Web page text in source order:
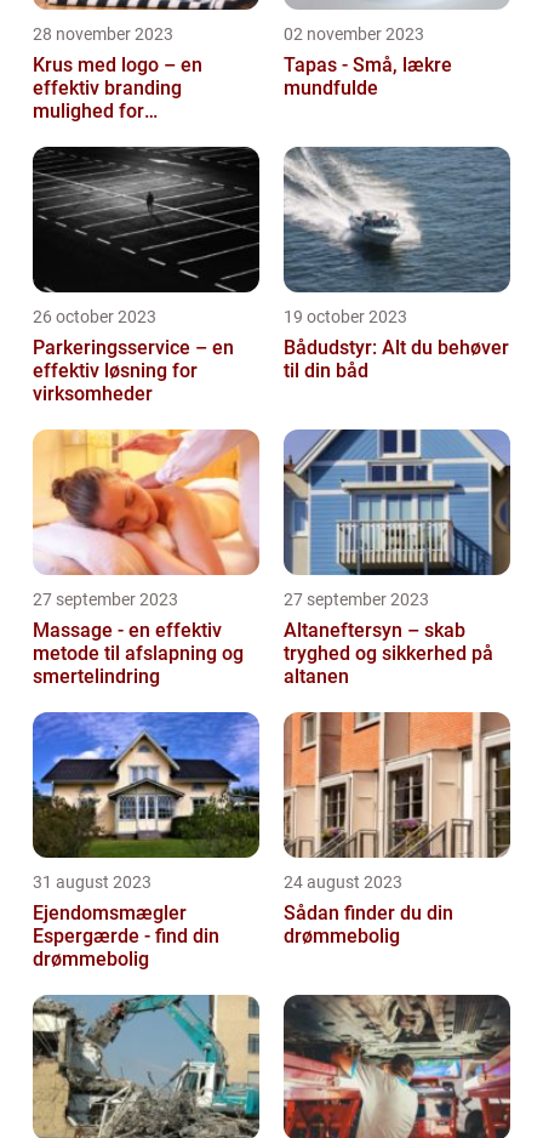
28 november 2023
Krus med logo – en
effektiv branding
mulighed for
02 november 2023
Tapas - Små, lækre
mundfulde
26 october 2023
Parkeringsservice – en
effektiv løsning for
virksomheder
19 october 2023
Bådudstyr: Alt du behøver
til din båd
27 september 2023
Massage - en effektiv
metode til afslapning og
smertelindring
27 september 2023
Altaneftersyn – skab
tryghed og sikkerhed på
altanen
31 august 2023
Ejendomsmægler
Espergærde - find din
drømmebolig
24 august 2023
Sådan finder du din
drømmebolig